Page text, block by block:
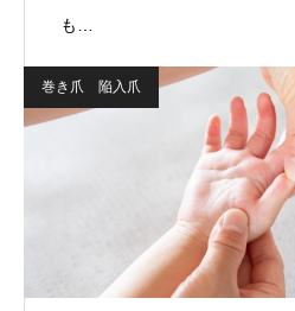
も…
巻き爪 陥入爪